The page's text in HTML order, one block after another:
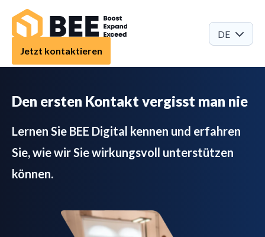
Jetzt kontaktieren
DE
Den ersten Kontakt vergisst man nie
Lernen Sie BEE Digital kennen und erfahren
Sie, wie wir Sie wirkungsvoll unterstützen
können.